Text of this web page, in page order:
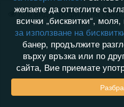
Кой видя профила на
желаете да оттеглите
всички „бисквитки“, моля,
за използване на
банер, продължите
върху връзка или по
сайта, Вие приемате